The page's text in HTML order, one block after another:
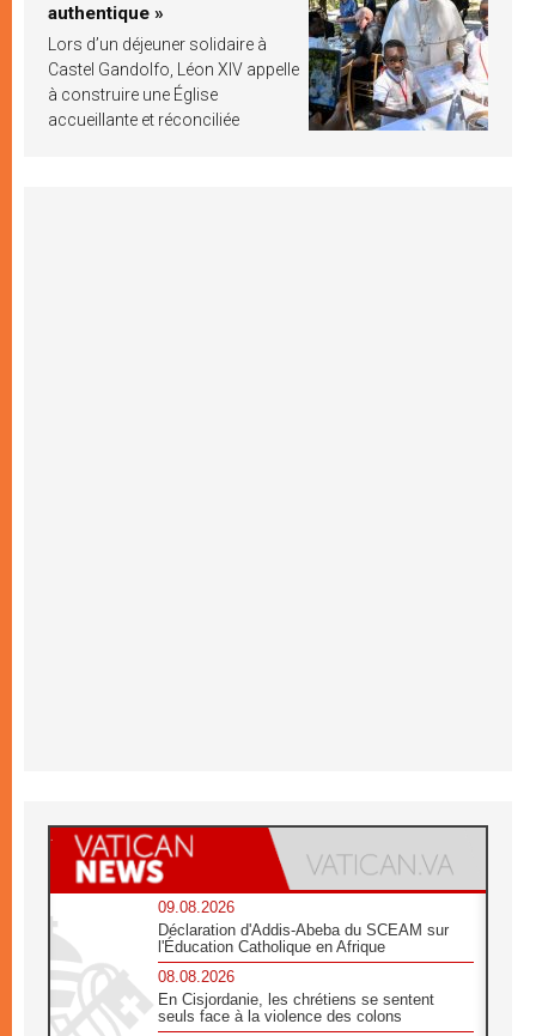
authentique »
Lors d’un déjeuner solidaire à
Castel Gandolfo, Léon XIV appelle
à construire une Église
accueillante et réconciliée
09.08.2026
Déclaration d'Addis-Abeba du SCEAM sur
l'Éducation Catholique en Afrique
08.08.2026
En Cisjordanie, les chrétiens se sentent
seuls face à la violence des colons